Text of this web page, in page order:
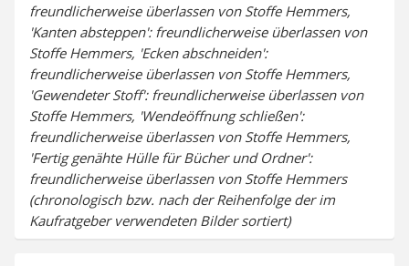
freundlicherweise überlassen von Stoffe Hemmers,
'Kanten absteppen': freundlicherweise überlassen von
Stoffe Hemmers, 'Ecken abschneiden':
freundlicherweise überlassen von Stoffe Hemmers,
'Gewendeter Stoff': freundlicherweise überlassen von
Stoffe Hemmers, 'Wendeöffnung schließen':
freundlicherweise überlassen von Stoffe Hemmers,
'Fertig genähte Hülle für Bücher und Ordner':
freundlicherweise überlassen von Stoffe Hemmers
(chronologisch bzw. nach der Reihenfolge der im
Kaufratgeber verwendeten Bilder sortiert)